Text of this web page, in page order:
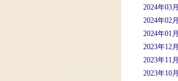
2024年03月
2024年02月
2024年01月
2023年12月
2023年11月
2023年10月